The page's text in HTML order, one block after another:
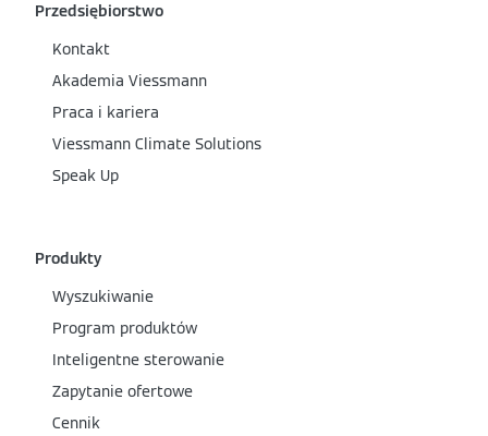
Przedsiębiorstwo
Kontakt
Akademia Viessmann
Praca i kariera
Viessmann Climate Solutions
Speak Up
Produkty
Wyszukiwanie
Program produktów
Inteligentne sterowanie
Zapytanie ofertowe
Cennik